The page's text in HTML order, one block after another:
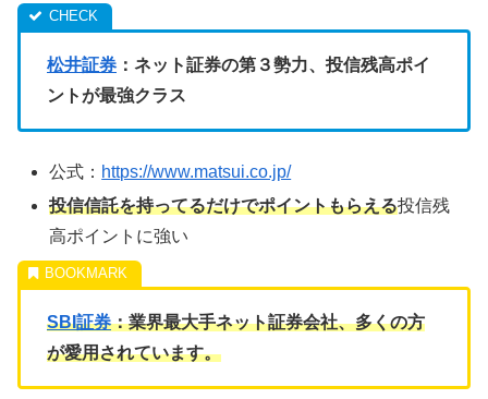
松井証券 ：ネット証券の第３勢力、投信残高ポイ
ントが最強クラス
公式： https://www.matsui.co.jp/
投信信託を持ってるだけでポイントもらえる投信残
高ポイントに強い
SBI証券：業界最大手ネット証券会社、多くの方
が愛用されています。